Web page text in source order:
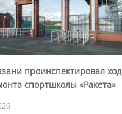
проинспектировал ход
спортшколы «Ракета»